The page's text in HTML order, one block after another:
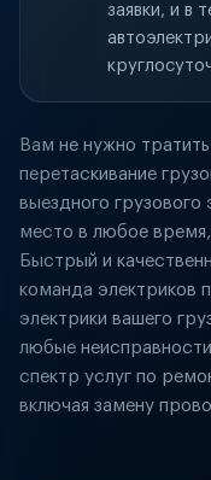
заявки, и в
Вам не нужно
перетаскивание
выездного грузового
место в любое
Быстрый и
команда электриков
электрики вашего
любые
спектр услуг по
включая замену